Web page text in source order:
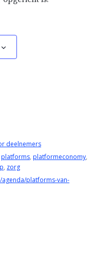
deelnemers
platforms, platformeconomy,
, zorg
platforms-van-